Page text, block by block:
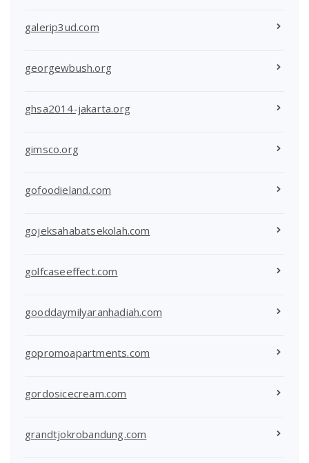
galerip3ud.com
georgewbush.org
ghsa2014-jakarta.org
gimsco.org
gofoodieland.com
gojeksahabatsekolah.com
golfcaseeffect.com
gooddaymilyaranhadiah.com
gopromoapartments.com
gordosicecream.com
grandtjokrobandung.com